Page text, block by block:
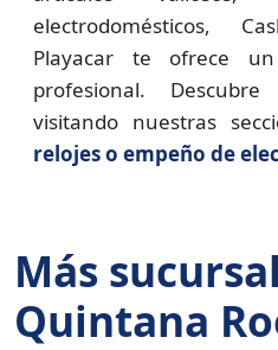
electrodomésticos,
Playacar te ofrece
profesional.
visitando nuestras
relojes o empeño de
Más
Quintana